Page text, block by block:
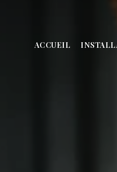
ACCUEIL